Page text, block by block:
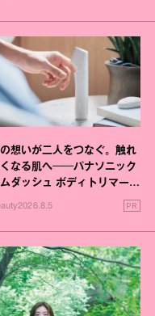
想いが二人をつなぐ。触れ
なる肌へ──パナソニック
ダッシュ ボディトリマーが
2026.8.5 PR